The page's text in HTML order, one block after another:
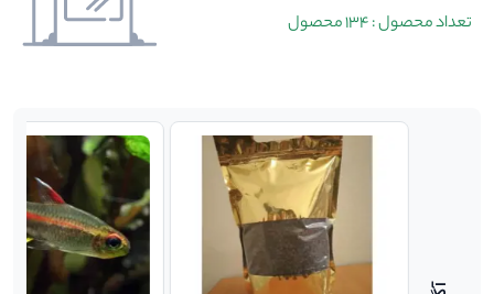
تعداد محصول : 134 محصول